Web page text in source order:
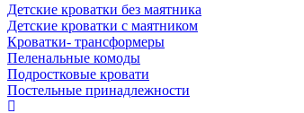
Детские кроватки без маятника
Детские кроватки с маятником
Кроватки- трансформеры
Пеленальные комоды
Подростковые кровати
Постельные принадлежности